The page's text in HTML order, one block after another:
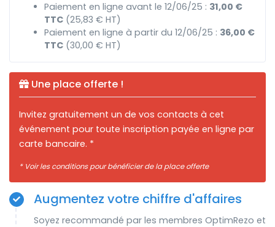
Paiement en ligne avant le 12/06/25 : 31,00 €
TTC (25,83 € HT)
Paiement en ligne à partir du 12/06/25 : 36,00 €
TTC (30,00 € HT)
Une place offerte !
Invitez gratuitement un de vos contacts à cet
événement pour toute inscription payée en ligne par
carte bancaire. *
* Voir les conditions pour bénéficier de la place offerte
Augmentez votre chiffre d'affaires
Soyez recommandé par les membres OptimRezo et